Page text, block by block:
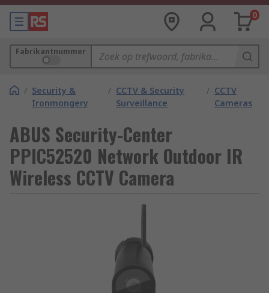
0
Fabrikantnummer
/ Security &
Ironmongery
/ CCTV & Security
Surveillance
/ CCTV
Cameras
ABUS Security-Center
PPIC52520 Network Outdoor IR
Wireless CCTV Camera